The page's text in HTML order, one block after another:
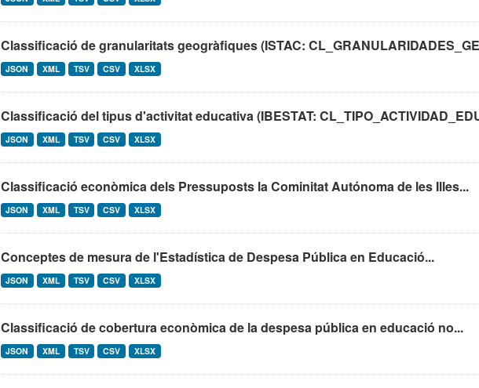
Classificació de granularitats geogràfiques (ISTAC:
JSON XML TSV CSV XLSX
Classificació del tipus d'activitat educativa (IBESTAT:
JSON XML TSV CSV XLSX
Classificació econòmica dels Pressuposts la Cominitat Autónoma de les Illes...
JSON XML TSV CSV XLSX
Conceptes de mesura de l'Estadística de Despesa Pública en Educació...
JSON XML TSV CSV XLSX
Classificació de cobertura econòmica de la despesa pública en educació no...
JSON XML TSV CSV XLSX